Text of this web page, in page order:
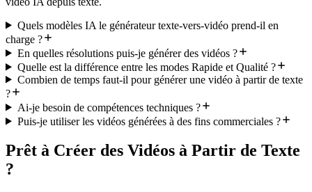
Quels modèles IA le générateur texte-vers-vidéo prend-il en
charge ?
En quelles résolutions puis-je générer des vidéos ?
Quelle est la différence entre les modes Rapide et Qualité ?
Combien de temps faut-il pour générer une vidéo à partir de texte
?
Ai-je besoin de compétences techniques ?
Puis-je utiliser les vidéos générées à des fins commerciales ?
Prêt à Créer des Vidéos à Partir de Texte
?